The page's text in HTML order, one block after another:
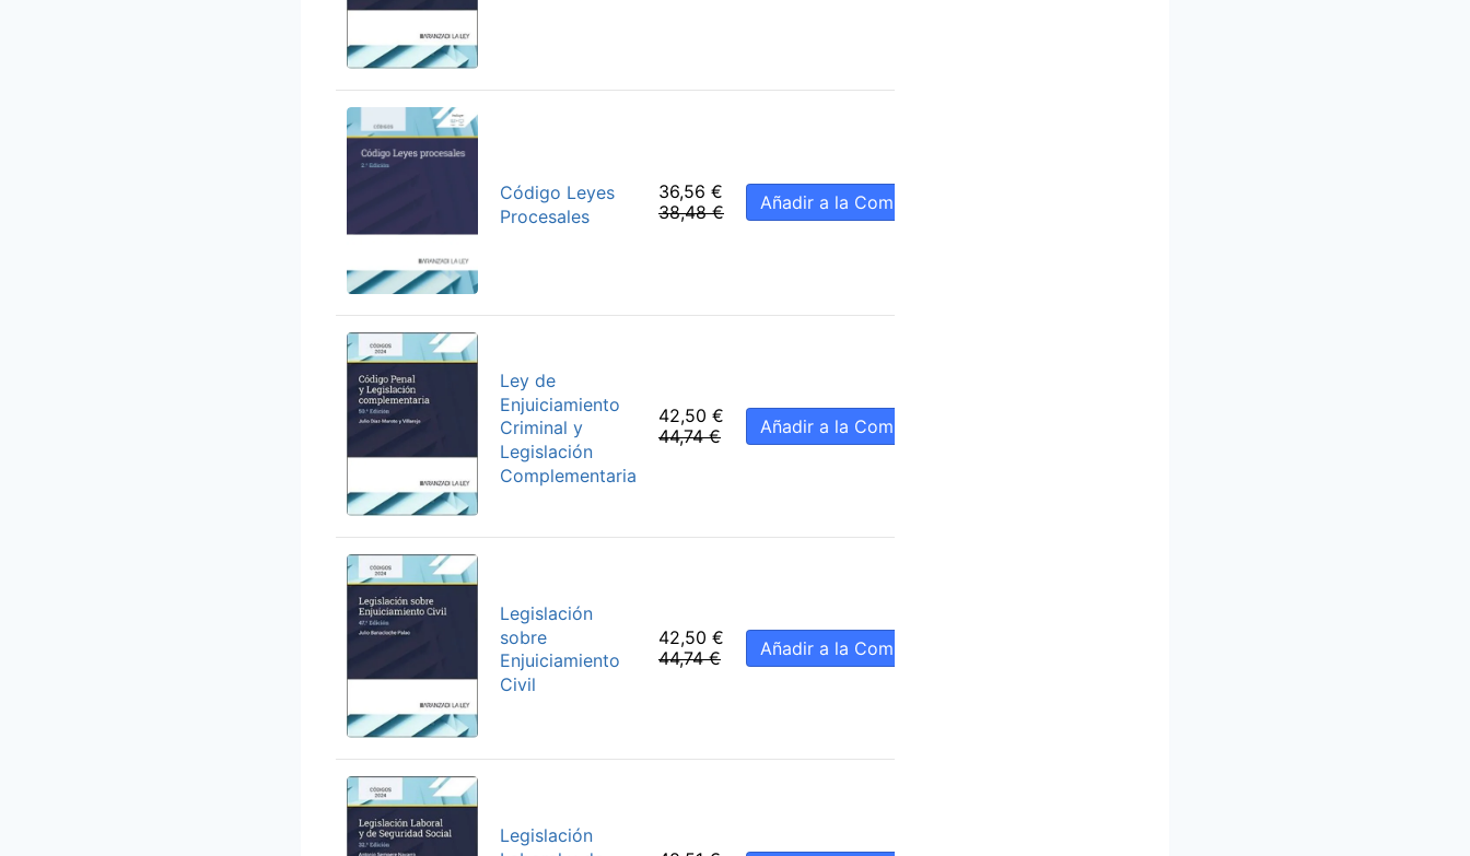
Código Leyes
Procesales
36,56 €
38,48 € Añadir a la Compra
Ley de
Enjuiciamiento
Criminal y
Legislación
Complementaria
42,50 €
44,74 € Añadir a la Compra
Legislación
sobre
Enjuiciamiento
Civil
42,50 €
44,74 € Añadir a la Compra
Legislación